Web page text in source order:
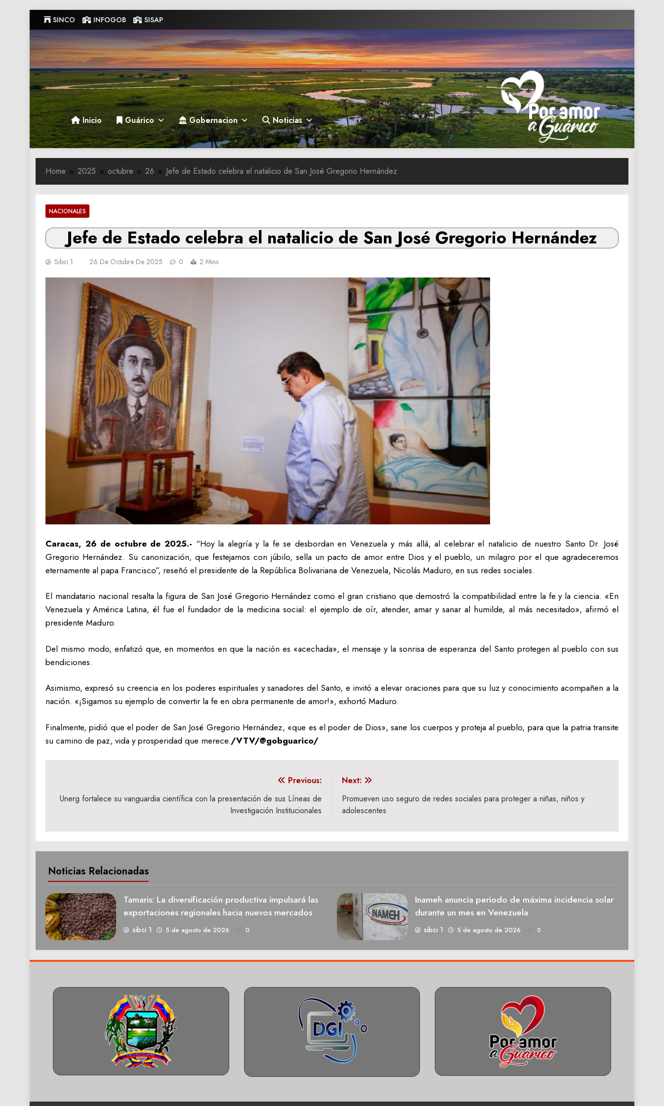
to
content
SINCO INFOGOB SISAP
Gobernacion de Guarico
Gobernacion de Guarico
Inicio Guárico Gobernacion Noticias
Home 2025 octubre 26 Jefe de Estado celebra el natalicio de San José Gregorio Hernández
NACIONALES
Jefe de Estado celebra el natalicio de San José Gregorio Hernández
Sibci 1 26 De Octubre De 2025 0 2 Mins
Caracas, 26 de octubre de 2025.- “Hoy la alegría y la fe se desbordan en Venezuela y más allá, al celebrar el natalicio de nuestro Santo Dr. José
Gregorio Hernández. Su canonización, que festejamos con júbilo, sella un pacto de amor entre Dios y el pueblo, un milagro por el que agradeceremos
eternamente al papa Francisco”, reseñó el presidente de la República Bolivariana de Venezuela, Nicolás Maduro, en sus redes sociales.
El mandatario nacional resalta la figura de San José Gregorio Hernández como el gran cristiano que demostró la compatibilidad entre la fe y la ciencia. «En
Venezuela y América Latina, él fue el fundador de la medicina social: el ejemplo de oír, atender, amar y sanar al humilde, al más necesitado», afirmó el
presidente Maduro.
Del mismo modo, enfatizó que, en momentos en que la nación es «acechada», el mensaje y la sonrisa de esperanza del Santo protegen al pueblo con sus
bendiciones.
Asimismo, expresó su creencia en los poderes espirituales y sanadores del Santo, e invitó a elevar oraciones para que su luz y conocimiento acompañen a la
nación. «¡Sigamos su ejemplo de convertir la fe en obra permanente de amor!», exhortó Maduro.
Finalmente, pidió que el poder de San José Gregorio Hernández, «que es el poder de Dios», sane los cuerpos y proteja al pueblo, para que la patria transite
su camino de paz, vida y prosperidad que merece./VTV/@gobguarico/
de
Previous:
Unerg fortalece su vanguardia científica con la presentación de sus Líneas de
Investigación Institucionales
Next:
Promueven uso seguro de redes sociales para proteger a niñas, niños y
adolescentes
Noticias Relacionadas
Tamaris: La diversificación productiva impulsará las
exportaciones regionales hacia nuevos mercados
sibci 1 5 de agosto de 2026 0
Inameh anuncia periodo de máxima incidencia solar
durante un mes en Venezuela
sibci 1 5 de agosto de 2026 0